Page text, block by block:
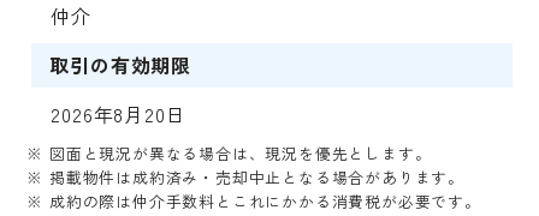
仲介
取引の有効期限
2026年8月20日
※ 図面と現況が異なる場合は、現況を優先とします。
※ 掲載物件は成約済み・売却中止となる場合があります。
※ 成約の際は仲介手数料とこれにかかる消費税が必要です。